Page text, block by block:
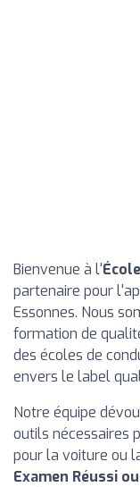
Bienvenue à l'
partenaire pour
Essonnes. Nous
formation de
des écoles de
envers le label
Notre équipe
outils nécessaires
pour la voiture ou
Examen Réussi